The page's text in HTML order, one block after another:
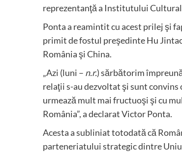
reprezentanţă a Institutului Cultural
Ponta a reamintit cu acest prilej şi
primit de fostul preşedinte Hu
România şi China.
„Azi (luni – n.r.) sărbătorim
relaţii s-au dezvoltat şi sunt convins
urmează mult mai fructuoşi şi cu
România”, a declarat Victor Ponta.
Acesta a subliniat totodată că
parteneriatului strategic dintre